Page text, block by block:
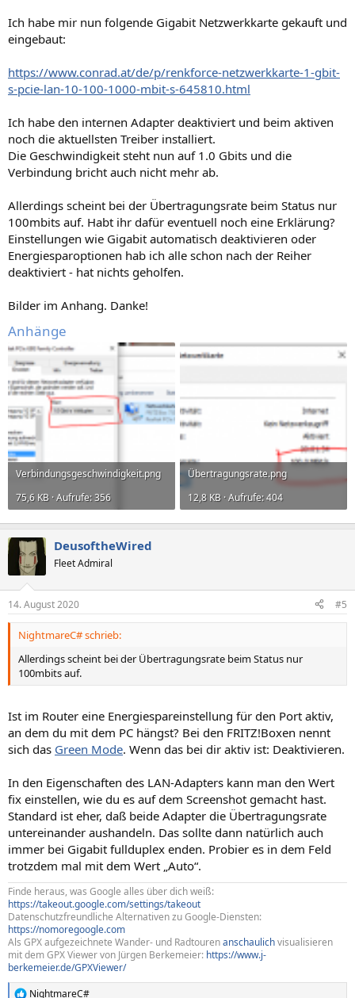
Ich habe mir nun folgende Gigabit Netzwerkkarte gekauft und
eingebaut:
https://www.conrad.at/de/p/renkforce-netzwerkkarte-1-gbit-
s-pcie-lan-10-100-1000-mbit-s-645810.html
Ich habe den internen Adapter deaktiviert und beim aktiven
noch die aktuellsten Treiber installiert.
Die Geschwindigkeit steht nun auf 1.0 Gbits und die
Verbindung bricht auch nicht mehr ab.
Allerdings scheint bei der Übertragungsrate beim Status nur
100mbits auf. Habt ihr dafür eventuell noch eine Erklärung?
Einstellungen wie Gigabit automatisch deaktivieren oder
Energiesparoptionen hab ich alle schon nach der Reiher
deaktiviert - hat nichts geholfen.
Bilder im Anhang. Danke!
Anhänge
Verbindungsgeschwindigkeit.png
75,6 KB · Aufrufe: 356
Übertragungsrate.png
12,8 KB · Aufrufe: 404
DeusoftheWired
Fleet Admiral
14. August 2020 #5
NightmareC# schrieb:
Allerdings scheint bei der Übertragungsrate beim Status nur
100mbits auf.
Ist im Router eine Energiespareinstellung für den Port aktiv,
an dem du mit dem PC hängst? Bei den FRITZ!Boxen nennt
sich das Green Mode. Wenn das bei dir aktiv ist: Deaktivieren.
In den Eigenschaften des LAN-Adapters kann man den Wert
fix einstellen, wie du es auf dem Screenshot gemacht hast.
Standard ist eher, daß beide Adapter die Übertragungsrate
untereinander aushandeln. Das sollte dann natürlich auch
immer bei Gigabit fullduplex enden. Probier es in dem Feld
trotzdem mal mit dem Wert „Auto“.
Finde heraus, was Google alles über dich weiß:
https://takeout.google.com/settings/takeout
Datenschutzfreundliche Alternativen zu Google-Diensten:
https://nomoregoogle.com
Als GPX aufgezeichnete Wander- und Radtourenanschaulichvisualisieren
mit dem GPX Viewer von Jürgen Berkemeier: https://www.j-
berkemeier.de/GPXViewer/
NightmareC#